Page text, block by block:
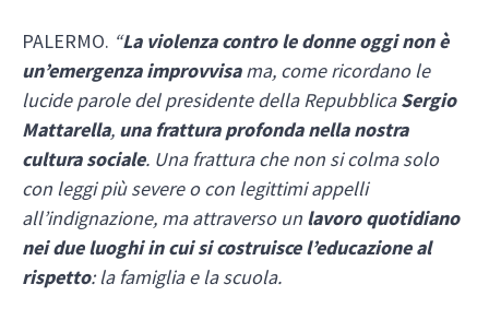
PALERMO. “La violenza contro le donne oggi non è
un’emergenza improvvisama, come ricordano le
lucide parole del presidente della RepubblicaSergio
Mattarella, una frattura profonda nella nostra
cultura sociale. Una frattura che non si colma solo
con leggi più severe o con legittimi appelli
all’indignazione, ma attraverso un lavoro quotidiano
nei due luoghi in cui si costruisce l’educazione al
rispetto: la famiglia e la scuola.